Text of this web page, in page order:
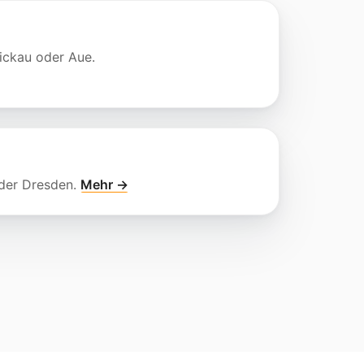
oder Aue.
Dresden. Mehr →